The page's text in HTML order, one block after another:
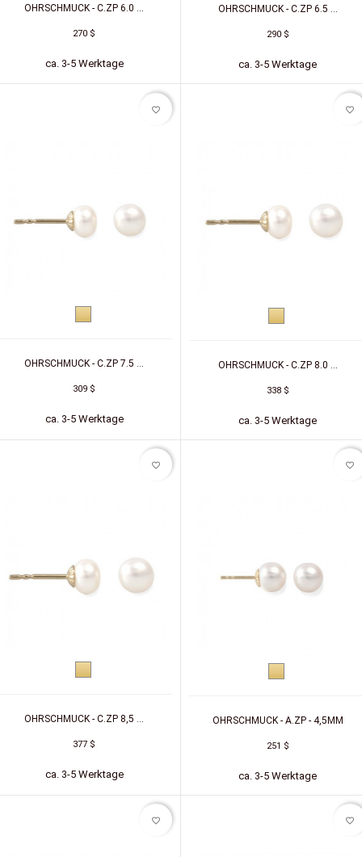
OHRSCHMUCK - C.ZP 6.0 ...
270 $
ca. 3-5 Werktage
OHRSCHMUCK - C.ZP 6.5 ...
290 $
ca. 3-5 Werktage
OHRSCHMUCK - C.ZP 7.5 ...
309 $
ca. 3-5 Werktage
favorite_border
Gelbgold
OHRSCHMUCK - C.ZP 8.0 ...
338 $
ca. 3-5 Werktage
favorite_border
Gelbgold
OHRSCHMUCK - C.ZP 8,5 ...
377 $
ca. 3-5 Werktage
favorite_border
OHRSCHMUCK - A.ZP - 4,5MM
251 $
ca. 3-5 Werktage
favorite_border
favorite_border favorite_border